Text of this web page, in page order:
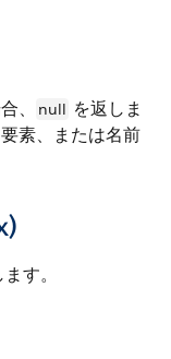
、
null を返しま
素、または名前
す。